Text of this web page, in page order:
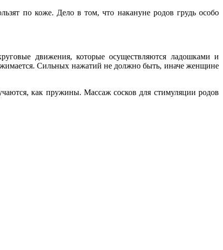
по коже. Дело в том, что накануне родов грудь особо
движения, которые осуществляются ладошками и
Сильных нажатий не должно быть, иначе женщине
как пружины. Массаж сосков для стимуляции родов